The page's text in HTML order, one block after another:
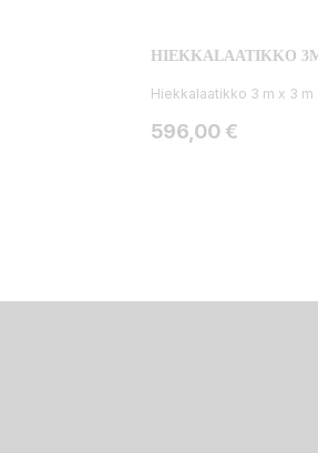
HIEKKALAATIKKO
Hiekkalaatikko 3 m x 3 m
Hinta
596,00 €